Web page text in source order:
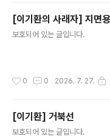
[이기환의 사래자] 지면
보호되어 있는 글입니다.
0 0 2026. 7. 27.
[이기환] 거북선
보호되어 있는 글입니다.